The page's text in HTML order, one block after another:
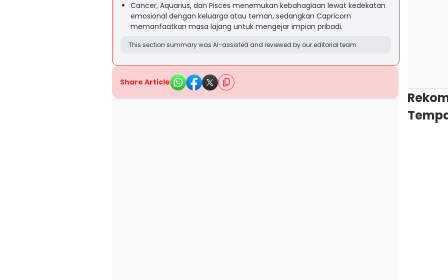
Cancer, Aquarius, dan Pisces menemukan kebahagiaan lewat kedekatan
emosional dengan keluarga atau teman, sedangkan Capricorn
memanfaatkan masa lajang untuk mengejar impian pribadi.
This section summary was AI-assisted and reviewed by our editorial team.
Share Article